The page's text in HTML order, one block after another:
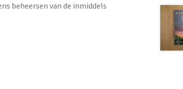
beheersen van de inmiddels